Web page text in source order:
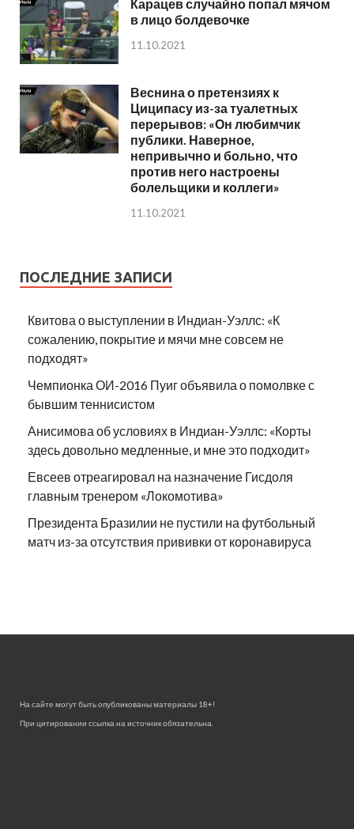
Карацев случайно попал мячом
в лицо болдевочке
11.10.2021
Веснина о претензиях к
Циципасу из-за туалетных
перерывов: «Он любимчик
публики. Наверное,
непривычно и больно, что
против него настроены
болельщики и коллеги»
11.10.2021
ПОСЛЕДНИЕ ЗАПИСИ
Квитова о выступлении в Индиан-Уэллс: «К
сожалению, покрытие и мячи мне совсем не
подходят»
Чемпионка ОИ-2016 Пуиг объявила о помолвке с
бывшим теннисистом
Анисимова об условиях в Индиан-Уэллс: «Корты
здесь довольно медленные, и мне это подходит»
Евсеев отреагировал на назначение Гисдоля
главным тренером «Локомотива»
Президента Бразилии не пустили на футбольный
матч из-за отсутствия прививки от коронавируса
На сайте могут быть опубликованы материалы 18+!
При цитировании ссылка на источник обязательна.